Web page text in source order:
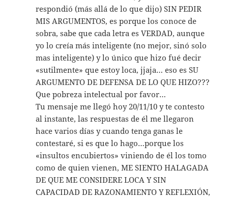
respondió (más allá de lo que dijo) SIN PEDIR
MIS ARGUMENTOS, es porque los conoce de
sobra, sabe que cada letra es VERDAD, aunque
yo lo creía más inteligente (no mejor, sinó solo
mas inteligente) y lo único que hizo fué decir
«sutilmente» que estoy loca, jjaja… eso es SU
ARGUMENTO DE DEFENSA DE LO QUE HIZO???
Que pobreza intelectual por favor…
Tu mensaje me llegó hoy 20/11/10 y te contesto
al instante, las respuestas de él me llegaron
hace varios días y cuando tenga ganas le
contestaré, si es que lo hago…porque los
«insultos encubiertos» viniendo de él los tomo
como de quien vienen, ME SIENTO HALAGADA
DE QUE ME CONSIDERE LOCA Y SIN
CAPACIDAD DE RAZONAMIENTO Y REFLEXIÓN,